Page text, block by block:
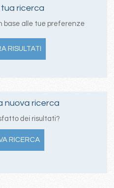
ricerca
base alle tue preferenze
RISULTATI
nuova ricerca
dei risultati?
RICERCA